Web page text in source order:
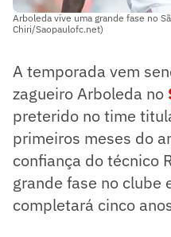
Arboleda vive uma grande fase no
Chiri/Saopaulofc.net)
A temporada vem
zagueiro Arboleda no
preterido no time
primeiros meses do
confiança do técnico
grande fase no clube
completará cinco